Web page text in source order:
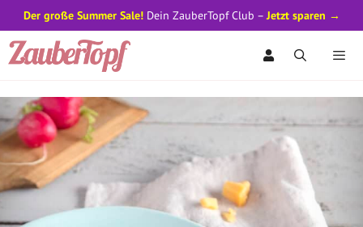
Zum
Inhalt
Der große Summer Sale!Dein ZauberTopf Club –Jetzt sparen →